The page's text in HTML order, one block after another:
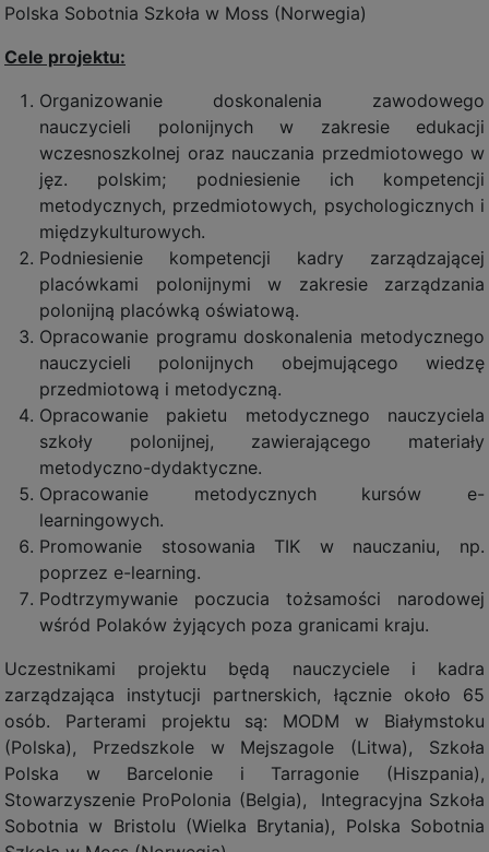
Polska Sobotnia Szkoła w Moss (Norwegia)
Cele projektu:
Organizowanie doskonalenia zawodowego
nauczycieli polonijnych w zakresie edukacji
wczesnoszkolnej oraz nauczania przedmiotowego w
jęz. polskim; podniesienie ich kompetencji
metodycznych, przedmiotowych, psychologicznych i
międzykulturowych.
Podniesienie kompetencji kadry zarządzającej
placówkami polonijnymi w zakresie zarządzania
polonijną placówką oświatową.
Opracowanie programu doskonalenia metodycznego
nauczycieli polonijnych obejmującego wiedzę
przedmiotową i metodyczną.
Opracowanie pakietu metodycznego nauczyciela
szkoły polonijnej, zawierającego materiały
metodyczno-dydaktyczne.
Opracowanie metodycznych kursów e-
learningowych.
Promowanie stosowania TIK w nauczaniu, np.
poprzez e-learning.
Podtrzymywanie poczucia tożsamości narodowej
wśród Polaków żyjących poza granicami kraju.
Uczestnikami projektu będą nauczyciele i kadra
zarządzająca instytucji partnerskich, łącznie około 65
osób. Parterami projektu są: MODM w Białymstoku
(Polska), Przedszkole w Mejszagole (Litwa), Szkoła
Polska w Barcelonie i Tarragonie (Hiszpania),
Stowarzyszenie ProPolonia (Belgia), Integracyjna Szkoła
Sobotnia w Bristolu (Wielka Brytania), Polska Sobotnia